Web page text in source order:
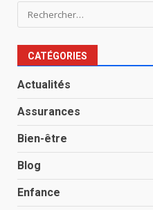
Rechercher :
CATÉGORIES
Actualités
Assurances
Bien-être
Blog
Enfance